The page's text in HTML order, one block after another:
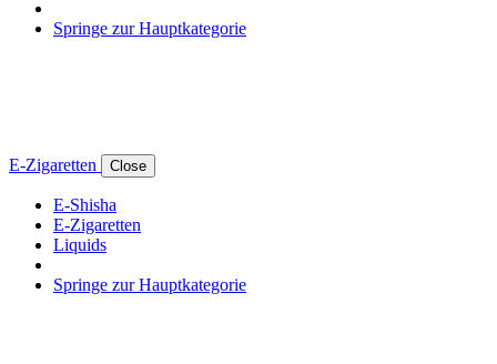
Springe zur Hauptkategorie
E-Zigaretten Close
E-Shisha
E-Zigaretten
Liquids
Springe zur Hauptkategorie